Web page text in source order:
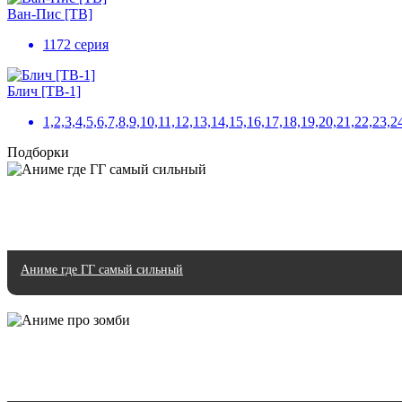
Ван-Пис [ТВ]
1172 серия
Блич [ТВ-1]
Подборки
Аниме где ГГ самый сильный